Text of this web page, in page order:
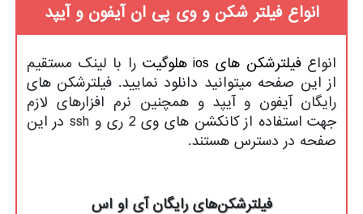
انواع فیلتر شکن و وی پی ان آیفون و آیپد
انواعفیلترشکن های ios هلوگیت
را با لینک مستقیم
از این صفحه میتوانید دانلود نمایید. فیلترشکن های
رایگان آیفون و آیپد و همچنین نرم افزارهای لازم
جهت استفاده از کانکشن های وی 2 ری و ssh در این
صفحه در دسترس هستند.
فیلترشکن‌های رایگان آی او اس